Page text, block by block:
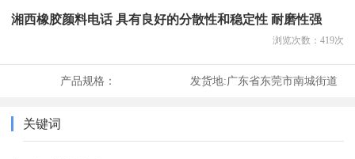
湘西橡胶颜料电话 具有良好的分散性和稳定性 耐磨性强
浏览次数： 419次
产品规格： 发货地:广东省东莞市南城街道
关键词